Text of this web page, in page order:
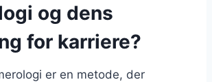
og dens
for karriere?
er en metode, der